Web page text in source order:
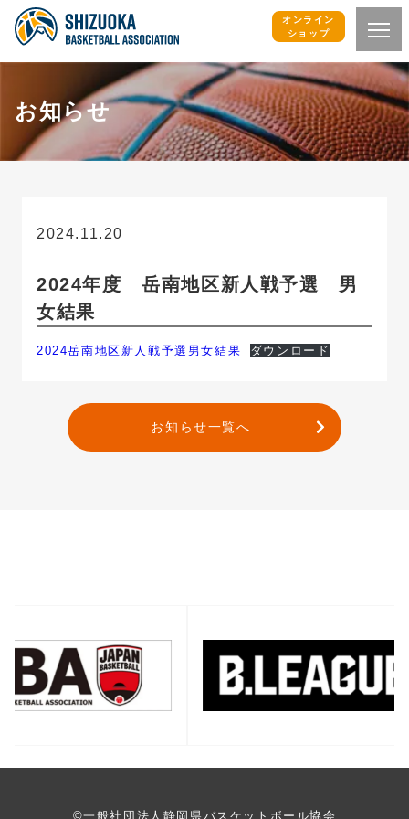
オンライン
ショップ
お知らせ
2024.11.20
2024年度 岳南地区新人戦予選 男
女結果
2024岳南地区新人戦予選男女結果 ダウンロード
お知らせ一覧へ
©一般社団法人静岡県バスケットボール協会